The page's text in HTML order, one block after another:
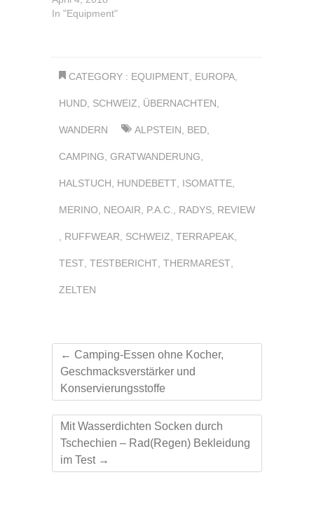
In "Equipment"
CATEGORY : EQUIPMENT EUROPA
HUND SCHWEIZ ÜBERNACHTEN
WANDERN ALPSTEIN BED
CAMPING GRATWANDERUNG
HALSTUCH HUNDEBETT ISOMATTE
MERINO NEOAIR P.A.C. RADYS REVIEW
RUFFWEAR SCHWEIZ TERRAPEAK
TEST TESTBERICHT THERMAREST
ZELTEN
← Camping-Essen ohne Kocher,
Geschmacksverstärker und
Konservierungsstoffe
Mit Wasserdichten Socken durch
Tschechien – Rad(Regen) Bekleidung
im Test →